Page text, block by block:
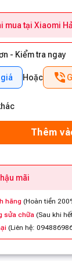
mua tại Xiaomi
- Kiểm tra ngay
Hoặc
Thêm
mãi
hãng (Hoàn tiền
sửa chữa (Sau khi
(Liên hệ: